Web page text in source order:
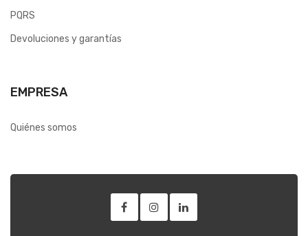
PQRS
Devoluciones y garantías
EMPRESA
Quiénes somos